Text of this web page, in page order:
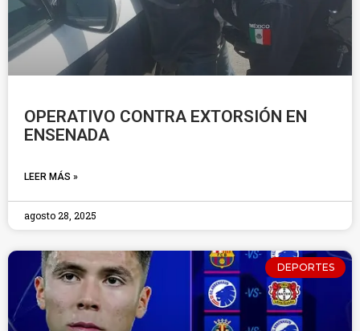
OPERATIVO CONTRA EXTORSIÓN EN
ENSENADA
LEER MÁS »
agosto 28, 2025
DEPORTES